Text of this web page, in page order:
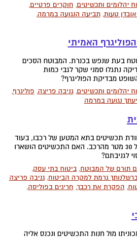
יהלומים ותכשיטים, חוקרים פרטיים,
טעות,תביעה הנגועה במרמה,
בעת שנפש בכנרת. המבוטח הסכים
נתגלו סמני שקר לגבי כמות
מבדיקת הפוליגרף?
יהלומים ותכשיטים,גניבה פריצה, פוליגרף,
נגועה במרמה
תכשיטים בתא המטען של רכבו, בעוד
הוא ניגש לחנות במרחק של 30 מטר מהרכב. האם התכשיטים הושארו
לגניבתם?
תורם של המבוטח,ביטוח בתי עסק,
גרמת למקרה הביטוח,גניבה פריצה
, הפקרת את רכבך, חריגים בפוליסה,
מול חנות התכשיטים ונכנס אליה